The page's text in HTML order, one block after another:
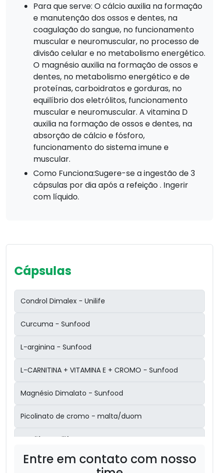
Para que serve: O cálcio auxilia na formação
e manutenção dos ossos e dentes, na
coagulação do sangue, no funcionamento
muscular e neuromuscular, no processo de
divisão celular e no metabolismo energético.
O magnésio auxilia na formação de ossos e
dentes, no metabolismo energético e de
proteínas, carboidratos e gorduras, no
equilíbrio dos eletrólitos, funcionamento
muscular e neuromuscular. A vitamina D
auxilia na formação de ossos e dentes, na
absorção de cálcio e fósforo,
funcionamento do sistema imune e
muscular.
Como Funciona:Sugere-se a ingestão de 3
cápsulas por dia após a refeição . Ingerir
com líquido.
Cápsulas
Condrol Dimalex - Unilife
Curcuma - Sunfood
L-arginina - Sunfood
L-CARNITINA + VITAMINA E + CROMO - Sunfood
Magnésio Dimalato - Sunfood
Picolinato de cromo - malta/duom
Proslife - unilife
Psylium - Sunfood
Entre em contato com nosso